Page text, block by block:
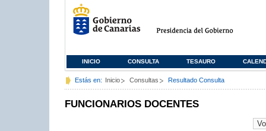
INICIO CONSULTA TESAURO
Estás en: Inicio Consultas Resultado Consulta
FUNCIONARIOS DOCENTES